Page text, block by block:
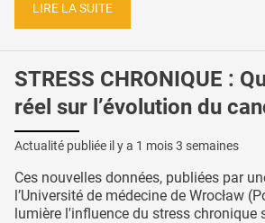
LIRE LA SUITE
STRESS CHRONIQUE :
réel sur l’évolution du
Actualité publiée il y a 1 mois 3 semaines
Ces nouvelles données, publiées par
l’Université de médecine de Wrocław
lumière l'influence du stress chronique